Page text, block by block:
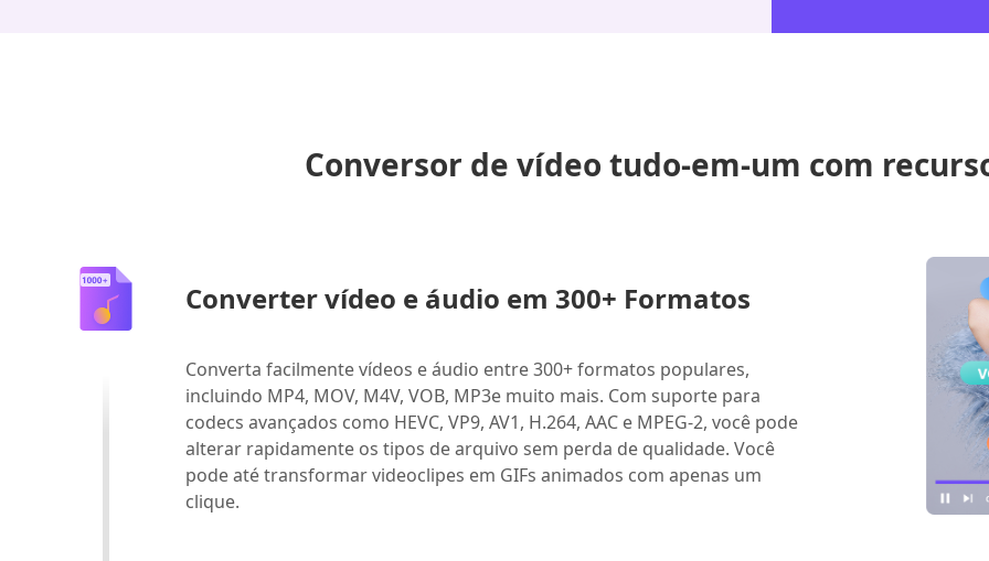
Conversor de vídeo tudo-em-um com
Converter vídeo e áudio em 300+ Formatos
Converta facilmente vídeos e áudio entre 300+ formatos populares,
incluindo MP4, MOV, M4V, VOB, MP3e muito mais. Com suporte para
codecs avançados como HEVC, VP9, ​​AV1, H.264, AAC e MPEG-2, você pode
alterar rapidamente os tipos de arquivo sem perda de qualidade. Você
pode até transformar videoclipes em GIFs animados com apenas um
clique.